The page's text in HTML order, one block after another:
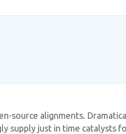
source alignments.
supply just in time catalysts